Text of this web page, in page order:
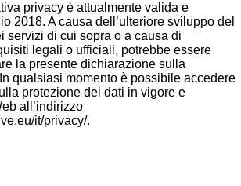
privacy è attualmente valida e
2018. A causa dell’ulteriore sviluppo del
servizi di cui sopra o a causa di
legali o ufficiali, potrebbe essere
la presente dichiarazione sulla
qualsiasi momento è possibile accedere
protezione dei dati in vigore e
all’indirizzo
it/privacy/.